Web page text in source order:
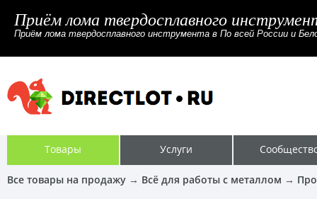
Приём лома твердосплавного
Приём лома твердосплавного инструмента в По всей России и
Товары Услуги
Все товары на продажу → Всё для работы с металлом →